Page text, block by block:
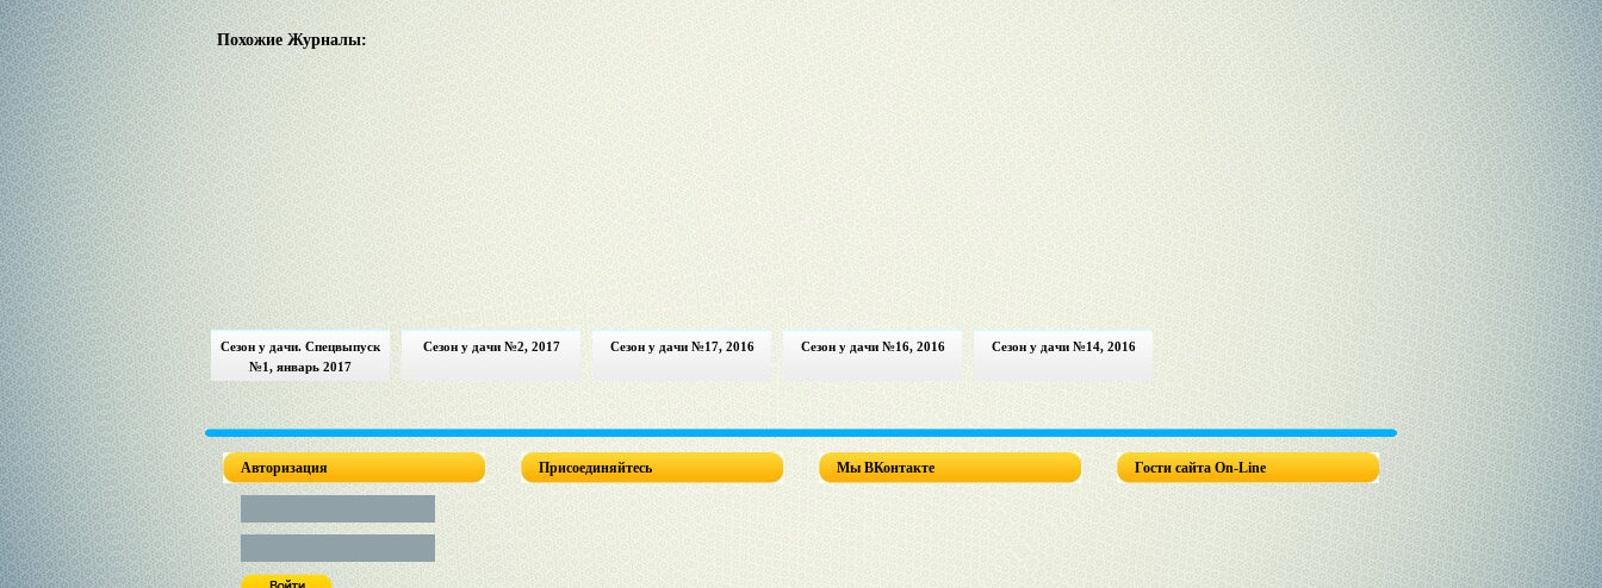
Похожие Журналы:
Сезон у дачи. Спецвыпуск
№1, январь 2017
Сезон у дачи №2, 2017 Сезон у дачи №17, 2016 Сезон у дачи №16, 2016 Сезон у дачи №14, 2016
Авторизация Присоединяйтесь Мы ВКонтакте Гости сайта On-Line